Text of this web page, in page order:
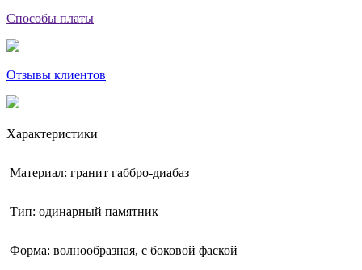
Способы платы
Отзывы клиентов
Характеристики
Материал: гранит габбро-диабаз
Тип: одинарный памятник
Форма: волнообразная, с боковой фаской